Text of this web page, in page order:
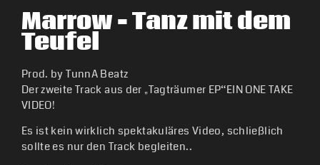
Marrow – Tanz mit dem
Teufel
Prod. by TunnA Beatz
Der zweite Track aus der „Tagträumer EP“EIN ONE TAKE
VIDEO!
Es ist kein wirklich spektakuläres Video, schließlich
sollte es nur den Track begleiten..